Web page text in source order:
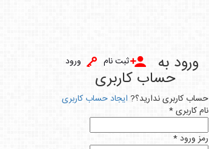
ورود ثبت نام ورود به
حساب کاربری
حساب کاربری ندارید؟? ایجاد حساب کاربری
نام کاربری *
رمز ورود *